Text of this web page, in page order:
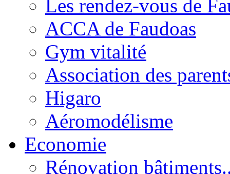
Les rendez-vous de
ACCA de Faudoas
Gym vitalité
Association des
Higaro
Aéromodélisme
Economie
Rénovation